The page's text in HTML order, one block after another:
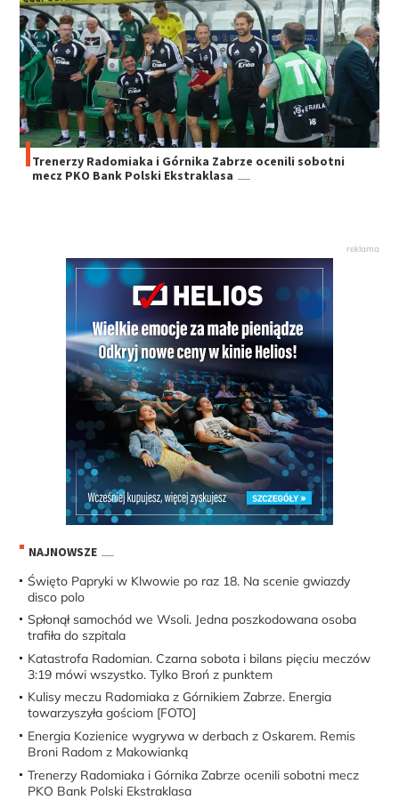
Trenerzy Radomiaka i Górnika Zabrze ocenili sobotni
mecz PKO Bank Polski Ekstraklasa
NAJNOWSZE
Święto Papryki w Klwowie po raz 18. Na scenie gwiazdy
disco polo
Spłonął samochód we Wsoli. Jedna poszkodowana osoba
trafiła do szpitala
Katastrofa Radomian. Czarna sobota i bilans pięciu meczów
3:19 mówi wszystko. Tylko Broń z punktem
Kulisy meczu Radomiaka z Górnikiem Zabrze. Energia
towarzyszyła gościom [FOTO]
Energia Kozienice wygrywa w derbach z Oskarem. Remis
Broni Radom z Makowianką
Trenerzy Radomiaka i Górnika Zabrze ocenili sobotni mecz
PKO Bank Polski Ekstraklasa